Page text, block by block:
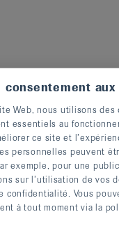
consentement aux
Web, nous utilisons des
essentiels au
ce site et
personnelles peuvent
exemple, pour une
sur l’utilisation de vos
confidentialité. Vous
à tout moment via la